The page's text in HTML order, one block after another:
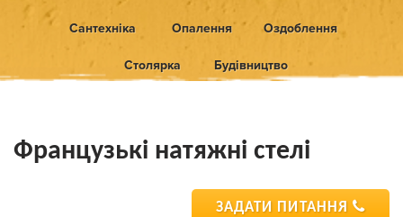
Сантехніка Опалення Оздоблення
Столярка Будівництво
Французькі натяжні стелі
ЗАДАТИ ПИТАННЯ